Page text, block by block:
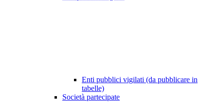
Enti pubblici vigilati (da pubblicare in
tabelle)
Società partecipate